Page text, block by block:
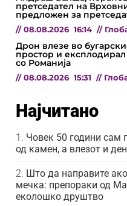
претседател на
предложен за
// 08.08.2026 16:14 //
Дрон влезе во
простор и
со Романија
// 08.08.2026 15:31 //
Најчитано
Човек 50 години сам
од камен, а влезот и
Што да направите ако
мечка: препораки од
еколошко друштво